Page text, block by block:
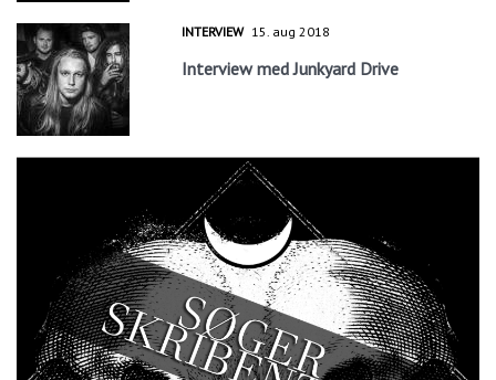
INTERVIEW 15. aug 2018
Interview med Junkyard Drive